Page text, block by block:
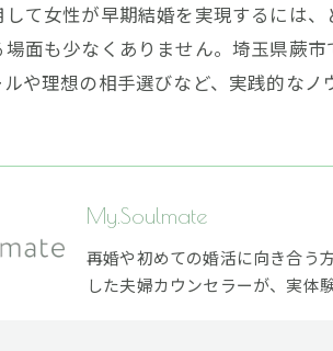
て女性が早期結婚を実現するには
場面も少なくありません。埼玉県蕨
や理想の相手選びなど、実践的な
My.Soulmate
再婚や初めての婚活に向き合う
した夫婦カウンセラーが、実体